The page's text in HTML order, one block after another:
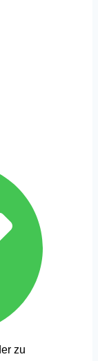
zu